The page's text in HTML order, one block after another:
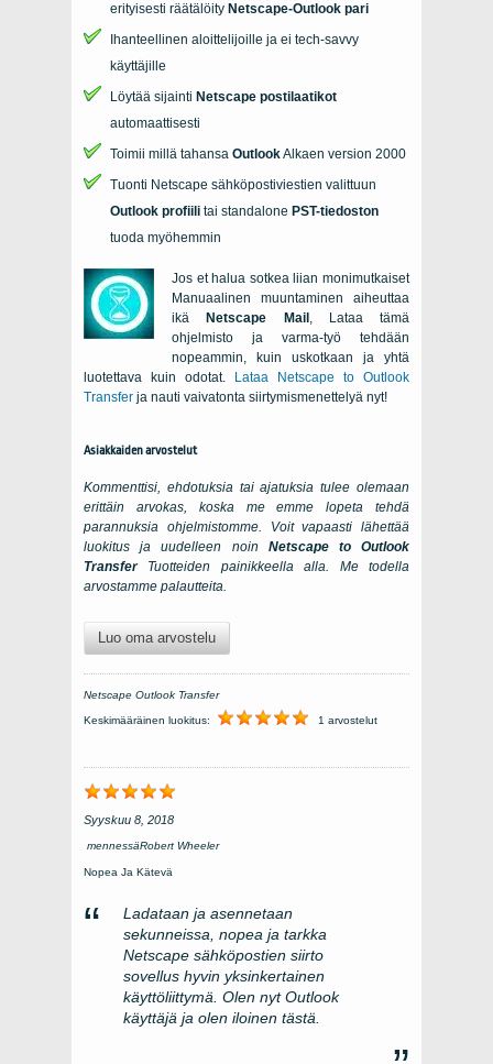
erityisesti räätälöity Netscape-Outlook pari
Ihanteellinen aloittelijoille ja ei tech-savvy
käyttäjille
Löytää sijainti Netscape postilaatikot
automaattisesti
Toimii millä tahansa OutlookAlkaen version 2000
Tuonti Netscape sähköpostiviestien valittuun
Outlook profiili tai standalone PST-tiedoston
tuoda myöhemmin
Jos et halua sotkea liian monimutkaiset
Manuaalinen muuntaminen aiheuttaa
ikä
Netscape Mail , Lataa tämä
ohjelmisto ja varma-työ tehdään
nopeammin, kuin uskotkaan ja yhtä
luotettava kuin odotat.
Lataa
Netscape to Outlook
Transfer ja nauti vaivatonta siirtymismenettelyä nyt!
Asiakkaiden arvostelut
Kommenttisi, ehdotuksia tai ajatuksia tulee olemaan
erittäin arvokas, koska me emme lopeta tehdä
parannuksia ohjelmistomme. Voit vapaasti lähettää
luokitus ja uudelleen noin Netscape to Outlook
TransferTuotteiden painikkeella alla. Me todella
arvostamme palautteita.
Luo oma arvostelu
Netscape Outlook Transfer
Keskimääräinen luokitus: 1 arvostelut
Syyskuu 8, 2018
mennessäRobert Wheeler
Nopea Ja Kätevä
Ladataan ja asennetaan
sekunneissa, nopea ja tarkka
Netscape sähköpostien siirto
sovellus hyvin yksinkertainen
käyttöliittymä. Olen nyt Outlook
käyttäjä ja olen iloinen tästä.